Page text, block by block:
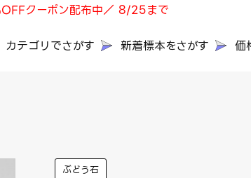
クーポン配布中／ 8/25まで
カテゴリでさがす 新着標本をさがす 価
ぶどう石